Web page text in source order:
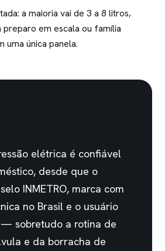
a maioria vai de 3 a 8 litros,
preparo em escala ou família
uma única panela.
elétrica é confiável
desde que o
INMETRO, marca com
no Brasil e o usuário
sobretudo a rotina de
e da borracha de